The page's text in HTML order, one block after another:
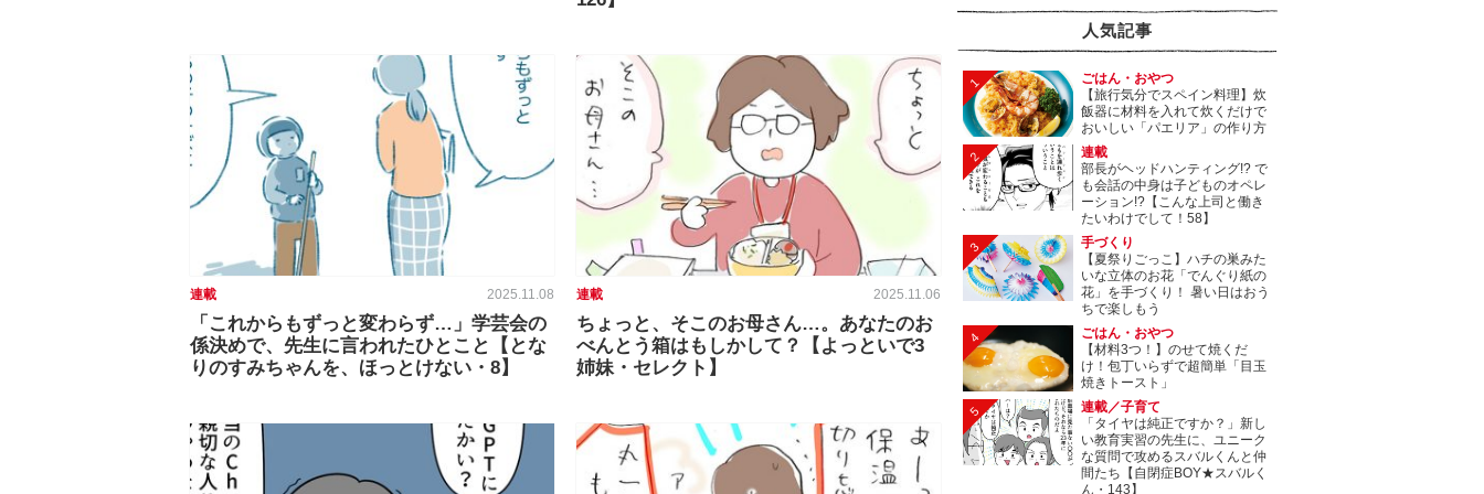
連載 2025.11.08
「これからもずっと変わらず…」学芸会の
係決めで、先生に言われたひとこと【とな
りのすみちゃんを、ほっとけない・8】
連載 2025.11.06
ちょっと、そこのお母さん…。あなたのお
べんとう箱はもしかして？【よっといで3
姉妹・セレクト】
人気記事
1
ごはん・おやつ
【旅行気分でスペイン料理】炊
飯器に材料を入れて炊くだけで
おいしい「パエリア」の作り方
2
連載
部長がヘッドハンティング!? で
も会話の中身は子どものオペレ
ーション!?【こんな上司と働き
たいわけでして！58】
3
手づくり
【夏祭りごっこ】ハチの巣みた
いな立体のお花「でんぐり紙の
花」を手づくり！ 暑い日はおう
ちで楽しもう
4
ごはん・おやつ
【材料3つ！】のせて焼くだ
け！包丁いらずで超簡単「目玉
焼きトースト」
5
連載／子育て
「タイヤは純正ですか？」新し
い教育実習の先生に、ユニーク
な質問で攻めるスバルくんと仲
間たち【自閉症BOY★スバルく
ん・143】